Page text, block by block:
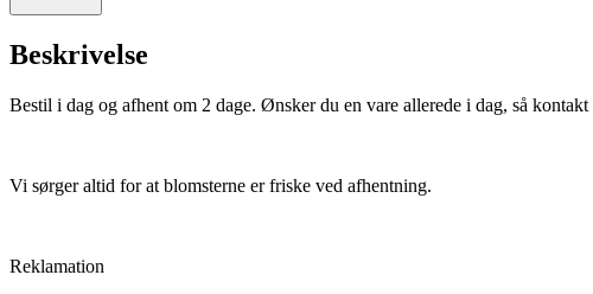
Beskrivelse
Bestil i dag og afhent om 2 dage. Ønsker du en vare allerede i dag, så
Vi sørger altid for at blomsterne er friske ved afhentning.
Reklamation